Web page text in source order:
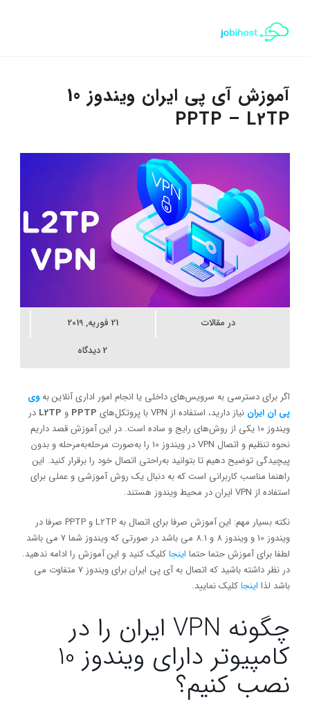
آموزش آی پی ایران ویندوز 10
PPTP – L2TP
21 فوریه, 2019 در مقالات
2 دیدگاه
اگر برای دسترسی به سرویس‌های داخلی یا انجام امور اداری آنلاین بهوی
پی ان ایران نیاز دارید، استفاده از VPN با پروتکل‌های PPTP و L2TP در
ویندوز ۱۰ یکی از روش‌های رایج و ساده است. در این آموزش قصد داریم
نحوه تنظیم و اتصال VPN در ویندوز 10 را به‌صورت مرحله‌به‌مرحله و بدون
پیچیدگی توضیح دهیم تا بتوانید به‌راحتی اتصال خود را برقرار کنید. این
راهنما مناسب کاربرانی است که به دنبال یک روش آموزشی و عملی برای
استفاده از VPN ایران در محیط ویندوز هستند.
نکته بسیار مهم: این آموزش صرفا برای اتصال به L2TP و PPTP صرفا در
ویندوز 10 و ویندوز 8 و 8.1 می باشد در صورتی که ویندوز شما 7 می باشد
لطفا برای آموزش حتما حتما اینجاکلیک کنید و این آموزش را ادامه ندهید.
در نظر داشته باشید که اتصال به آی پی ایران برای ویندوز 7 متفاوت می
باشد لذا اینجاکلیک نمایید.
چگونه VPN ایران را در
کامپیوتر دارای ویندوز 10
نصب کنیم؟